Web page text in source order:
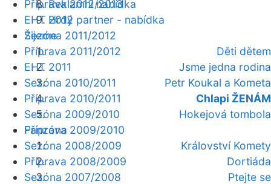
Reklamní nabídka
Hrdý partner - nabídka
Žijeme
Děti dětem
Jsme jedna rodina
Petr Koukal a Kometa
Chlapi ŽENÁM
Hokejová tombola
Fanzóna
Království Komety
Dortiáda
Ptejte se
Příprava 2012/2013
EHT 2012
Sezóna 2011/2012
Příprava 2011/2012
EHT 2011
Sezóna 2010/2011
Příprava 2010/2011
Sezóna 2009/2010
Příprava 2009/2010
Sezóna 2008/2009
Příprava 2008/2009
Sezóna 2007/2008